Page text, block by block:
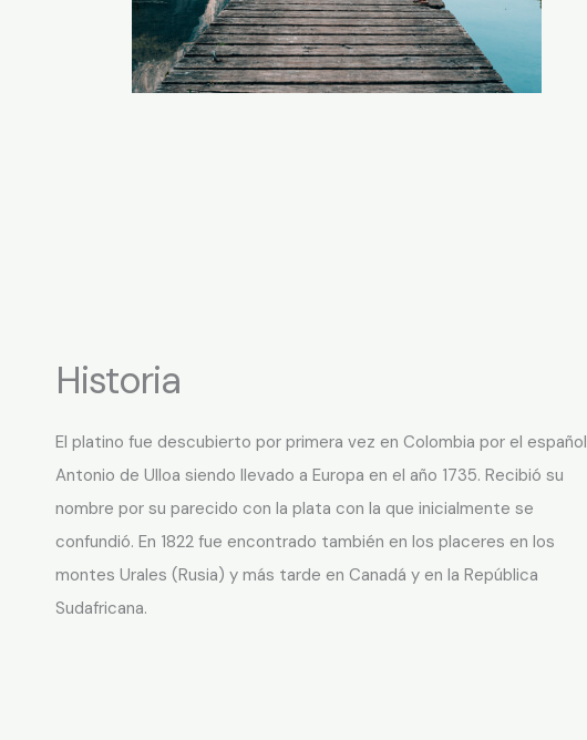
Historia
El platino fue descubierto por primera vez en Colombia por el español
Antonio de Ulloa siendo llevado a Europa en el año 1735. Recibió su
nombre por su parecido con la plata con la que inicialmente se
confundió. En 1822 fue encontrado también en los placeres en los
montes Urales (Rusia) y más tarde en Canadá y en la República
Sudafricana.